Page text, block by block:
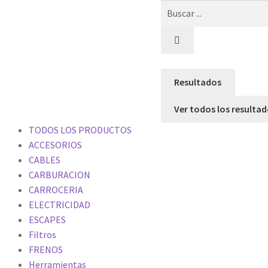
Resultados
Ver todos los
TODOS LOS PRODUCTOS
ACCESORIOS
CABLES
CARBURACION
CARROCERIA
ELECTRICIDAD
ESCAPES
Filtros
FRENOS
Herramientas